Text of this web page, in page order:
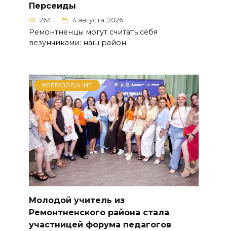
Персеиды
264 4 августа, 2026
Ремонтненцы могут считать себя
везунчиками: наш район
#ОБРАЗОВАНИЕ
Молодой учитель из
Ремонтненского района стала
участницей форума педагогов